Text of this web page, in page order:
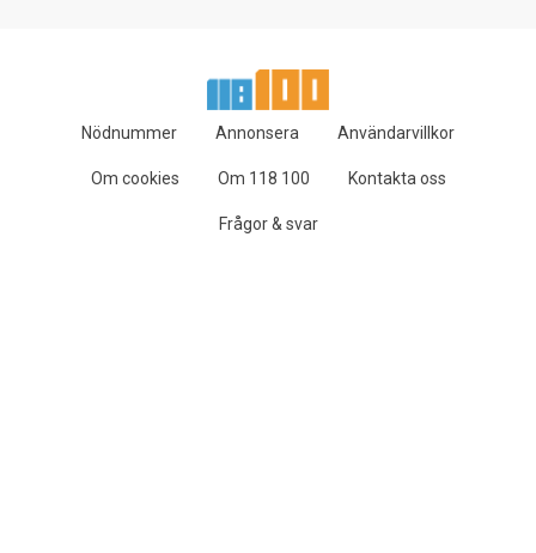
Nödnummer Annonsera Användarvillkor
Om cookies Om 118 100 Kontakta oss
Frågor & svar